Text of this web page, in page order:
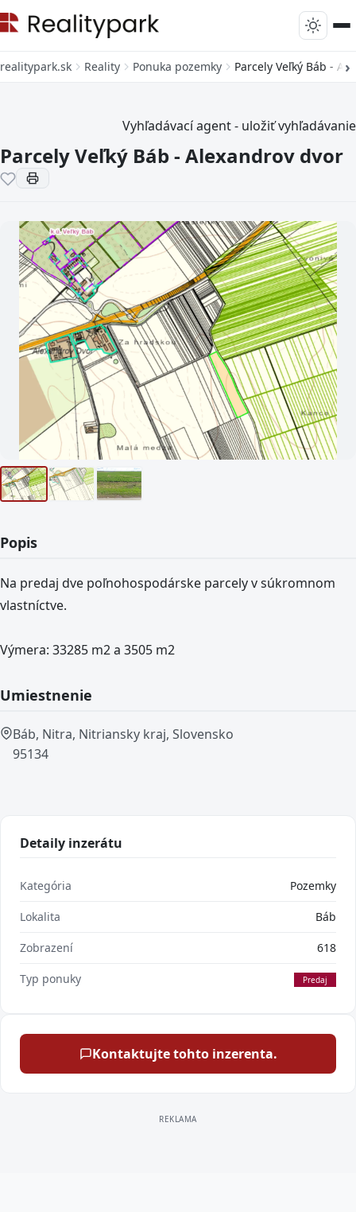
realitypark.sk Reality Ponuka pozemky Parcely Veľký Báb -
Vyhľadávací agent - uložiť vyhľadávanie
Parcely Veľký Báb - Alexandrov dvor
Popis
Na predaj dve poľnohospodárske parcely v súkromnom
vlastníctve.
Výmera: 33285 m2 a 3505 m2
Umiestnenie
Báb, Nitra, Nitriansky kraj, Slovensko
95134
Detaily inzerátu
Kategória Pozemky
Lokalita Báb
Zobrazení 618
Typ ponuky Predaj
Kontaktujte tohto inzerenta.